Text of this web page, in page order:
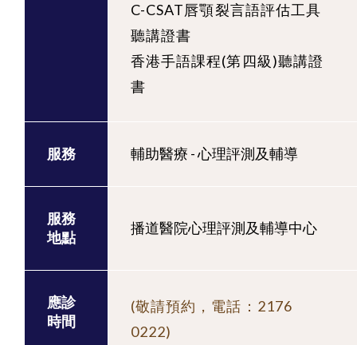
C-CSAT唇顎裂言語評估工具
聽講證書
香港手語課程(第四級)聽講證
書
服務 輔助醫療 - 心理評測及輔導
服務
地點
播道醫院心理評測及輔導中心
應診
時間
(敬請預約，電話：2176
0222)